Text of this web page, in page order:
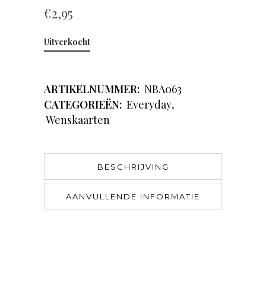
€2,95
Uitverkocht
ARTIKELNUMMER: NBA063
CATEGORIEËN: Everyday,
Wenskaarten
BESCHRIJVING
AANVULLENDE INFORMATIE